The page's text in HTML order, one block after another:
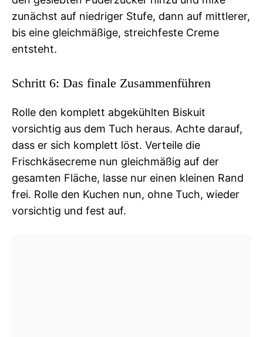
zunächst auf niedriger Stufe, dann auf mittlerer,
bis eine gleichmäßige, streichfeste Creme
entsteht.
Schritt 6: Das finale Zusammenführen
Rolle den komplett abgekühlten Biskuit
vorsichtig aus dem Tuch heraus. Achte darauf,
dass er sich komplett löst. Verteile die
Frischkäsecreme nun gleichmäßig auf der
gesamten Fläche, lasse nur einen kleinen Rand
frei. Rolle den Kuchen nun, ohne Tuch, wieder
vorsichtig und fest auf.